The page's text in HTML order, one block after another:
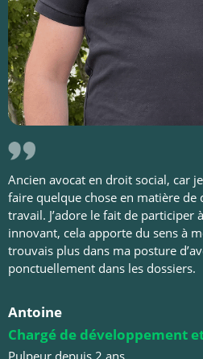
Ancien avocat en droit social, car
faire quelque chose en matière
travail. J’adore le fait de participer
innovant, cela apporte du sens à
trouvais plus dans ma posture
ponctuellement dans les dossiers.
Antoine
Chargé de développement
Pulpeur depuis 2 ans